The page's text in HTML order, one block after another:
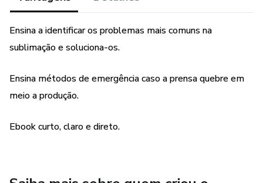
Ensina a identificar os problemas mais comuns na
sublimação e soluciona-os.
Ensina métodos de emergência caso a prensa quebre em
meio a produção.
Ebook curto, claro e direto.